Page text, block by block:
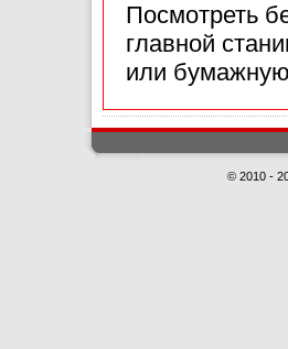
Посмотреть
главной
или
© 2010 -